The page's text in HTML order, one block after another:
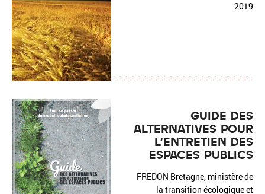
2019
GUIDE DES
ALTERNATIVES POUR
L'ENTRETIEN DES
ESPACES PUBLICS
FREDON Bretagne, ministère de
la transition écologique et